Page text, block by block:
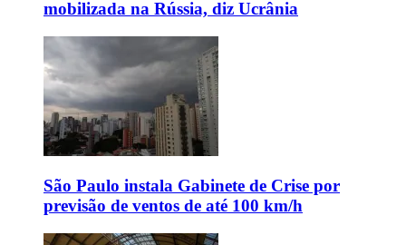
mobilizada na Rússia, diz Ucrânia
São Paulo instala Gabinete de Crise por
previsão de ventos de até 100 km/h